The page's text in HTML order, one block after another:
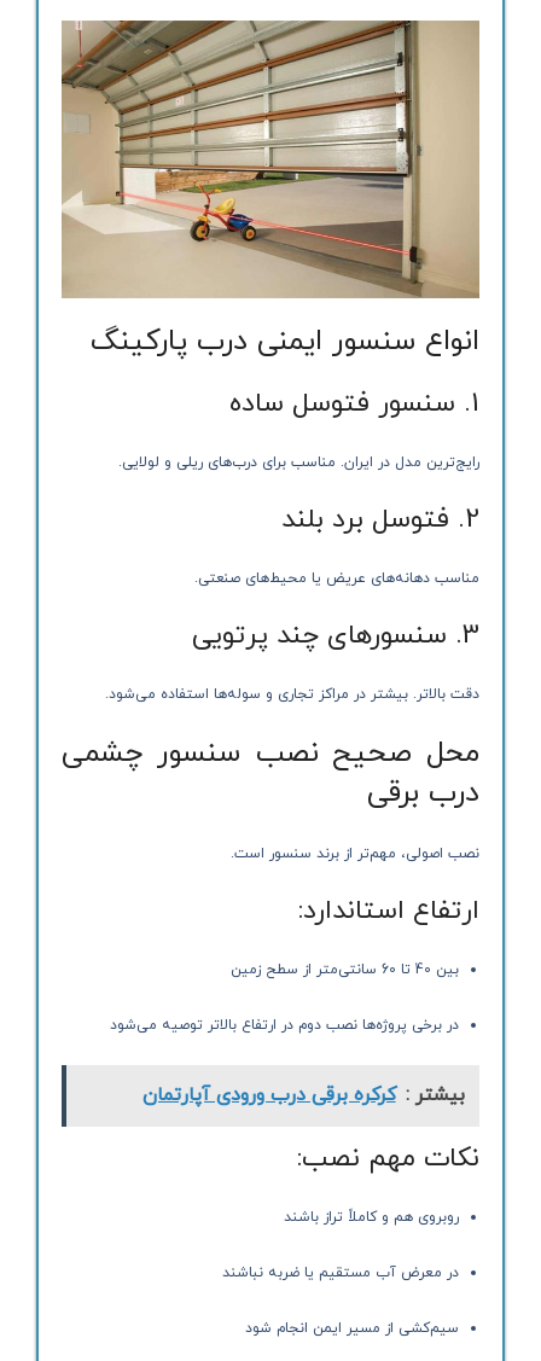
انواع سنسور ایمنی درب پارکینگ
1. سنسور فتوسل ساده
رایج‌ترین مدل در ایران. مناسب برای درب‌های ریلی و لولایی.
2. فتوسل برد بلند
مناسب دهانه‌های عریض یا محیط‌های صنعتی.
3. سنسورهای چند پرتویی
دقت بالاتر. بیشتر در مراکز تجاری و سوله‌ها استفاده می‌شود.
محل صحیح نصب سنسور چشمی
درب برقی
نصب اصولی، مهم‌تر از برند سنسور است.
ارتفاع استاندارد:
بین 40 تا 60 سانتی‌متر از سطح زمین
در برخی پروژه‌ها نصب دوم در ارتفاع بالاتر توصیه می‌شود
بیشتر : کرکره برقی درب ورودی آپارتمان
نکات مهم نصب:
روبروی هم و کاملاً تراز باشند
در معرض آب مستقیم یا ضربه نباشند
سیم‌کشی از مسیر ایمن انجام شود